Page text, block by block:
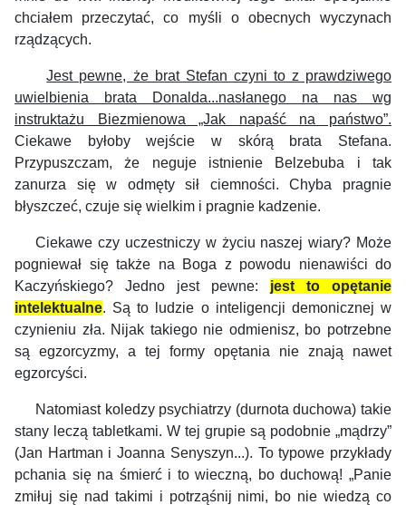
chciałem przeczytać, co myśli o obecnych wyczynach
rządzących.
Jest pewne, że brat Stefan czyni to z prawdziwego
uwielbienia brata Donalda...nasłanego na nas wg
instruktażu Biezmienowa „Jak napaść na państwo”.
Ciekawe byłoby wejście w skórą brata Stefana.
Przypuszczam, że neguje istnienie Belzebuba i tak
zanurza się w odmęty sił ciemności. Chyba pragnie
błyszczeć, czuje się wielkim i pragnie kadzenie.
Ciekawe czy uczestniczy w życiu naszej wiary? Może
pogniewał się także na Boga z powodu nienawiści do
Kaczyńskiego? Jedno jest pewne: jest to opętanie
intelektualne. Są to ludzie o inteligencji demonicznej w
czynieniu zła. Nijak takiego nie odmienisz, bo potrzebne
są egzorcyzmy, a tej formy opętania nie znają nawet
egzorcyści.
Natomiast koledzy psychiatrzy (durnota duchowa) takie
stany leczą tabletkami. W tej grupie są podobnie „mądrzy”
(Jan Hartman i Joanna Senyszyn...). To typowe przykłady
pchania się na śmierć i to wieczną, bo duchową! „Panie
zmiłuj się nad takimi i potrząśnij nimi, bo nie wiedzą co